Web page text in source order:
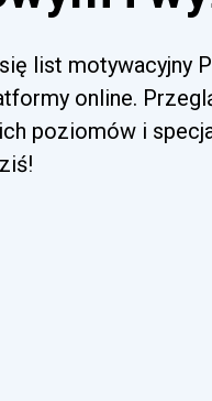
list motywacyjny
online.
poziomów i